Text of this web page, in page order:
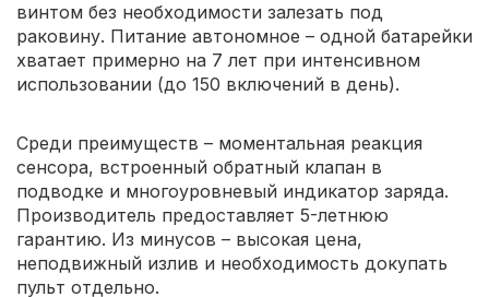
винтом без необходимости залезать под
раковину. Питание автономное – одной батарейки
хватает примерно на 7 лет при интенсивном
использовании (до 150 включений в день).
Среди преимуществ – моментальная реакция
сенсора, встроенный обратный клапан в
подводке и многоуровневый индикатор заряда.
Производитель предоставляет 5-летнюю
гарантию. Из минусов – высокая цена,
неподвижный излив и необходимость докупать
пульт отдельно.